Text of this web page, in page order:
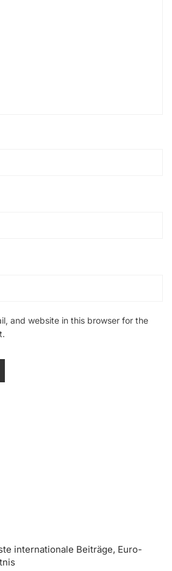
and website in this browser for the
internationale Beiträge, Euro-